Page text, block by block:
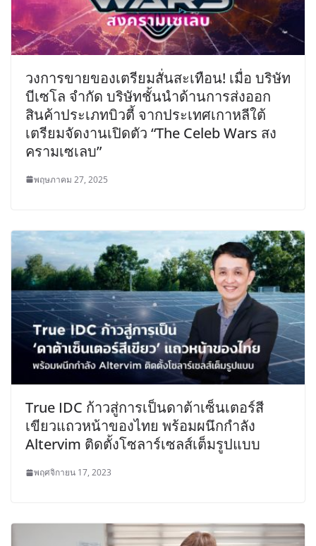
วงการขายของเตรียมสั่นสะเทือน! เมื่อ บริษัท
บีเซโล จำกัด บริษัทชั้นนำด้านการส่งออก
สินค้าประเภทบิวตี้ จากประเทศเกาหลีใต้
เตรียมจัดงานเปิดตัว “The Celeb Wars สง
ครามเซเลบ”
พฤษภาคม 27, 2025
True IDC ก้าวสู่การเป็นดาต้าเซ็นเตอร์สี
เขียวแถวหน้าของไทย พร้อมผนึกกำลัง
Altervim ติดตั้งโซลาร์เซลส์เต็มรูปแบบ
พฤศจิกายน 17, 2023